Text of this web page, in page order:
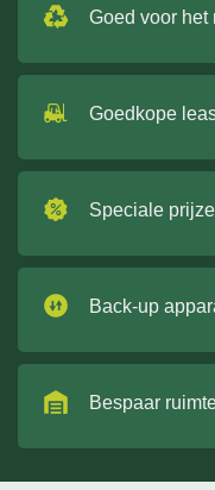
Goed voor het
Goedkope
Speciale
Back-up
Bespaar